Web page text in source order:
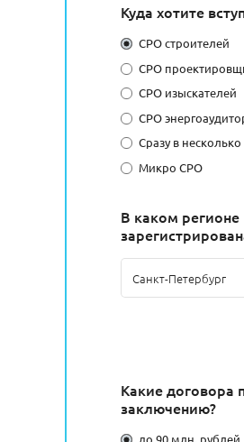
Куда хотите
СРО строителей
СРО
СРО изыскателей
СРО
Сразу в
Микро СРО
В каком регионе
Какие договора
заключению?
до 90 млн. рублей